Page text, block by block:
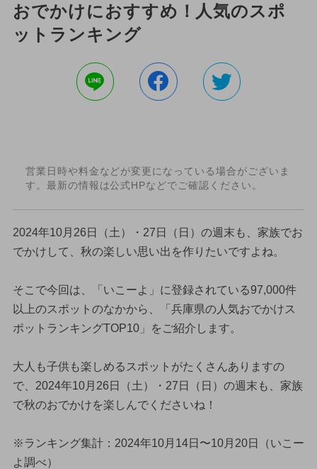
おでかけにおすすめ！人気のスポ
ットランキング
営業日時や料金などが変更になっている場合がございま
す。最新の情報は公式HPなどでご確認ください。
2024年10月26日（土）・27日（日）の週末も、家族でお
でかけして、秋の楽しい思い出を作りたいですよね。
そこで今回は、「いこーよ」に登録されている97,000件
以上のスポットのなかから、「兵庫県の人気おでかけス
ポットランキングTOP10」をご紹介します。
大人も子供も楽しめるスポットがたくさんありますの
で、2024年10月26日（土）・27日（日）の週末も、家族
で秋のおでかけを楽しんでくださいね！
※ランキング集計：2024年10月14日〜10月20日（いこー
よ調べ）